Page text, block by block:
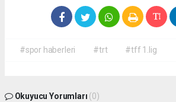
#spor haberleri #trt #tff 1.lig
Okuyucu Yorumları (0)